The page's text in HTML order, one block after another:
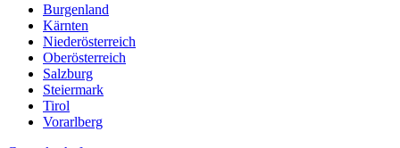
Burgenland
Kärnten
Niederösterreich
Oberösterreich
Salzburg
Steiermark
Tirol
Vorarlberg